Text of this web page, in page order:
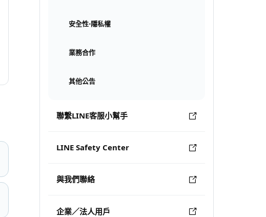
安全性⋅隱私權
業務合作
其他公告
聯繫LINE客服小幫手
LINE Safety Center
與我們聯絡
企業／法人用戶